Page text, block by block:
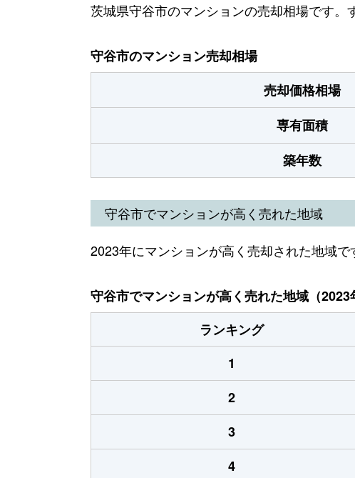
茨城県守谷市のマンションの売却相場です。
守谷市のマンション売却相場
売却価格相場
専有面積
築年数
守谷市でマンションが高く売れた地域
2023年にマンションが高く売却された地域で
守谷市でマンションが高く売れた地域（2023
ランキング
1
2
3
4